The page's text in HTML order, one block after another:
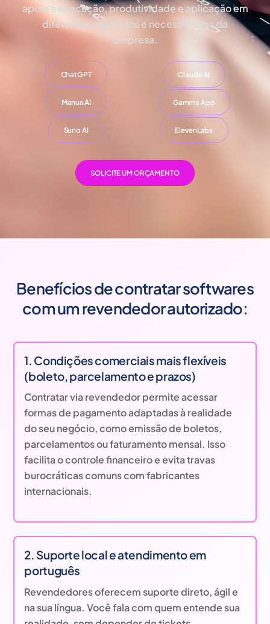
apoio à execução, produtividade e aplicação em
diferentes contextos e necessidades da
empresa.
ChatGPT Claude AI
Manus AI Gamma App
Suno AI ElevenLabs
SOLICITE UM ORÇAMENTO
Benefícios de contratar softwares
com um revendedor autorizado:
1. Condições comerciais mais flexíveis
(boleto, parcelamento e prazos)
Contratar via revendedor permite acessar
formas de pagamento adaptadas à realidade
do seu negócio, como emissão de boletos,
parcelamentos ou faturamento mensal. Isso
facilita o controle financeiro e evita travas
burocráticas comuns com fabricantes
internacionais.
2. Suporte local e atendimento em
português
Revendedores oferecem suporte direto, ágil e
na sua língua. Você fala com quem entende sua